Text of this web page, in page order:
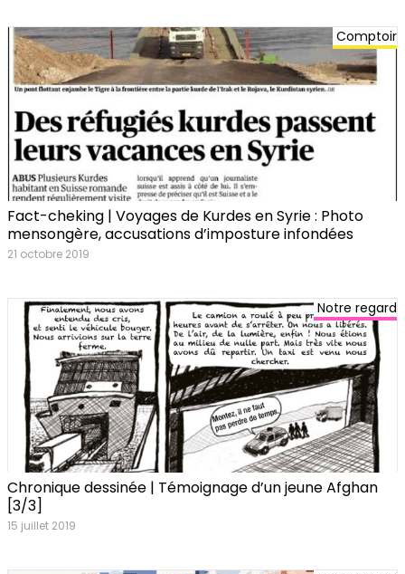
Comptoir
Fact-cheking | Voyages de Kurdes en Syrie : Photo
mensongère, accusations d’imposture infondées
21 octobre 2019
Notre regard
Chronique dessinée | Témoignage d’un jeune Afghan
[3/3]
15 juillet 2019